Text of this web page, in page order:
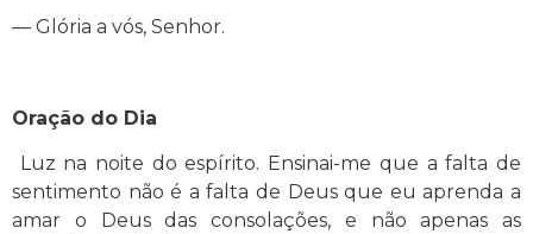
— Glória a vós, Senhor.
Oração do Dia
Luz na noite do espírito. Ensinai-me que a falta de
sentimento não é a falta de Deus que eu aprenda a
amar o Deus das consolações, e não apenas as